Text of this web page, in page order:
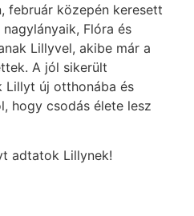
február közepén keresett
Flóra és
Lillyvel, akibe már a
A jól sikerült
Lillyt új otthonába és
hogy csodás élete lesz
adtatok Lillynek!